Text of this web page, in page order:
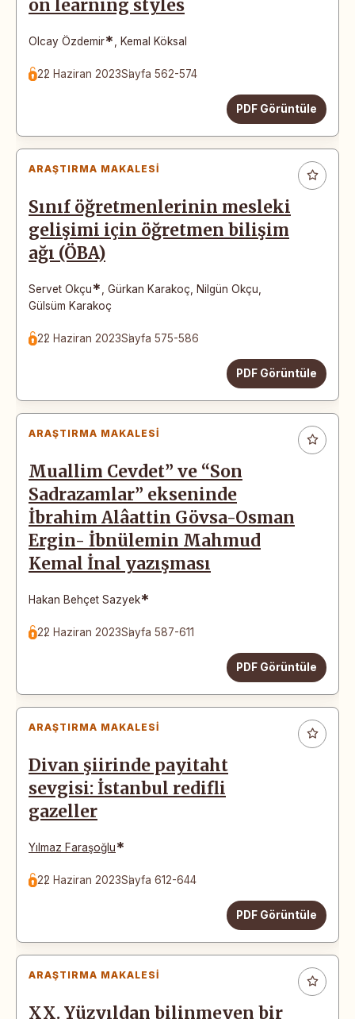
on learning styles
Olcay Özdemir* Kemal Köksal
22 Haziran 2023Sayfa 562-574
PDF Görüntüle
ARAŞTIRMA MAKALESI
Sınıf öğretmenlerinin mesleki
gelişimi için öğretmen bilişim
ağı (ÖBA)
Servet Okçu* Gürkan Karakoç Nilgün Okçu
Gülsüm Karakoç
22 Haziran 2023Sayfa 575-586
PDF Görüntüle
ARAŞTIRMA MAKALESI
Muallim Cevdet” ve “Son
Sadrazamlar” ekseninde
İbrahim Alâattin Gövsa-Osman
Ergin- İbnülemin Mahmud
Kemal İnal yazışması
Hakan Behçet Sazyek*
22 Haziran 2023Sayfa 587-611
PDF Görüntüle
ARAŞTIRMA MAKALESI
Divan şiirinde payitaht
sevgisi: İstanbul redifli
gazeller
Yılmaz Faraşoğlu*
22 Haziran 2023Sayfa 612-644
PDF Görüntüle
ARAŞTIRMA MAKALESI
XX. Yüzyıldan bilinmeyen bir